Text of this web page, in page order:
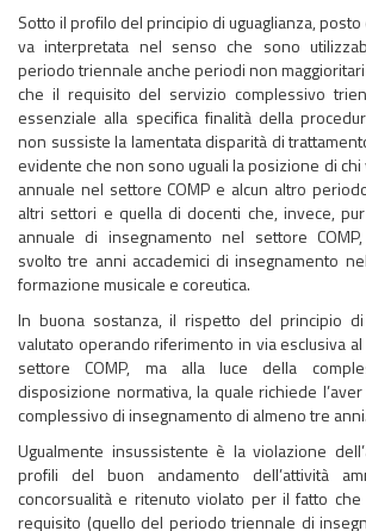
Sotto il profilo del principio di uguaglianza,
va interpretata nel senso che sono
periodo triennale anche periodi non
che il requisito del servizio complessivo
essenziale alla specifica finalità della
non sussiste la lamentata disparità di
evidente che non sono uguali la posizione di
annuale nel settore COMP e alcun altro
altri settori e quella di docenti che, invece,
annuale di insegnamento nel settore
svolto tre anni accademici di insegnamento
formazione musicale e coreutica.
In buona sostanza, il rispetto del principio
valutato operando riferimento in via esclusiva
settore COMP, ma alla luce della
disposizione normativa, la quale richiede
complessivo di insegnamento di almeno tre anni.
Ugualmente insussistente è la violazione
profili del buon andamento dell’attività
concorsualità e ritenuto violato per il fatto
requisito (quello del periodo triennale di